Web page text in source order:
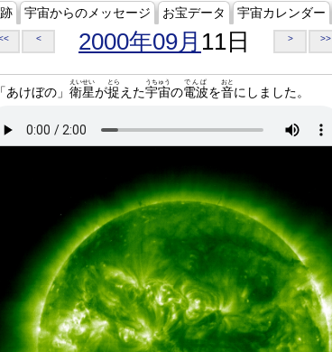
宇宙からのメッセージ お宝データ 宇宙カレンダー
< 2000年09月 11日 > >>
あけぼの」 衛星
えいせい
が捉
とら
えた宇宙
うちゅう
の電波
でんぱ
を音
おと
にしました。